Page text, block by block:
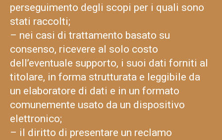
perseguimento degli scopi per i quali sono
stati raccolti;
– nei casi di trattamento basato su
consenso, ricevere al solo costo
dell’eventuale supporto, i suoi dati forniti al
titolare, in forma strutturata e leggibile da
un elaboratore di dati e in un formato
comunemente usato da un dispositivo
elettronico;
– il diritto di presentare un reclamo